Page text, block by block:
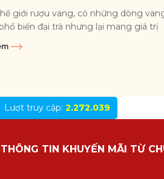
giới rượu vang, có những dòng
biến đại trà nhưng lại mang giá trị
Lượt truy cập: 2.272.039
TIN KHUYẾN MÃI TỪ